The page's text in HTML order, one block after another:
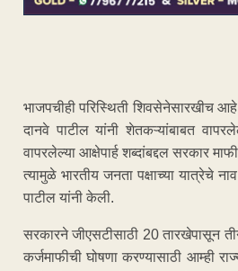
भाजपचीही परिस्थिती शिवसेनेसारखीच
दानवे पाटील यांनी शेतकऱ्यांबाबत
वापरलेल्या आक्षेपार्ह शब्दांबद्दल सरकार
त्यामुळे भारतीय जनता पक्षाच्या यात्रेचे
पाटील यांनी केली.
सरकारने जीएसटीसाठी 20 तारखेपासून
कर्जमाफीची घोषणा करण्यासाठी आम्ही